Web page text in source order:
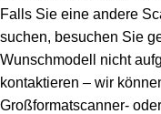
Falls Sie eine andere
suchen, besuchen Sie
Wunschmodell nicht
kontaktieren – wir
Großformatscanner-